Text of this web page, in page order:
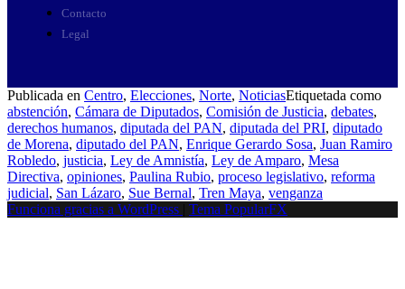
Contacto
Legal
Publicada en Centro, Elecciones, Norte, NoticiasEtiquetada como
abstención, Cámara de Diputados, Comisión de Justicia, debates,
derechos humanos, diputada del PAN, diputada del PRI, diputado
de Morena, diputado del PAN, Enrique Gerardo Sosa, Juan Ramiro
Robledo, justicia, Ley de Amnistía, Ley de Amparo, Mesa
Directiva, opiniones, Paulina Rubio, proceso legislativo, reforma
judicial, San Lázaro, Sue Bernal, Tren Maya, venganza
Funciona gracias a WordPress
Tema PopularFX